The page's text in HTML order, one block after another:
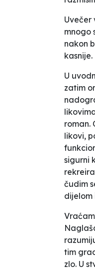
Uvečer
mnogo
nakon
U
zatim
roman.
likovi,
sigurni
čudim
dijelom
tim
zlo. U